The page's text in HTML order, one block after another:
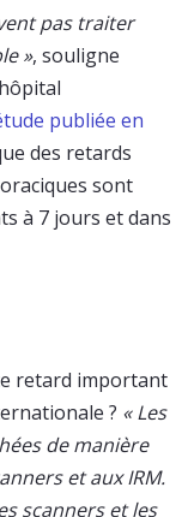
pas traiter
», souligne
publiée en
des retards
sont
à 7 jours et dans
retard important
? « Les
de manière
et aux IRM.
scanners et les